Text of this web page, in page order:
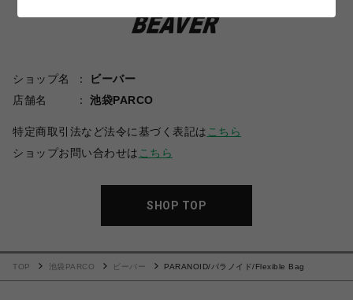
ショップ名
ビーバー
店舗名
池袋PARCO
特定商取引法など法令に基づく表記は こちら
ショップお問い合わせは こちら
SHOP TOP
TOP 池袋PARCO ビーバー PARANOID/パラノイド/Flexible Bag